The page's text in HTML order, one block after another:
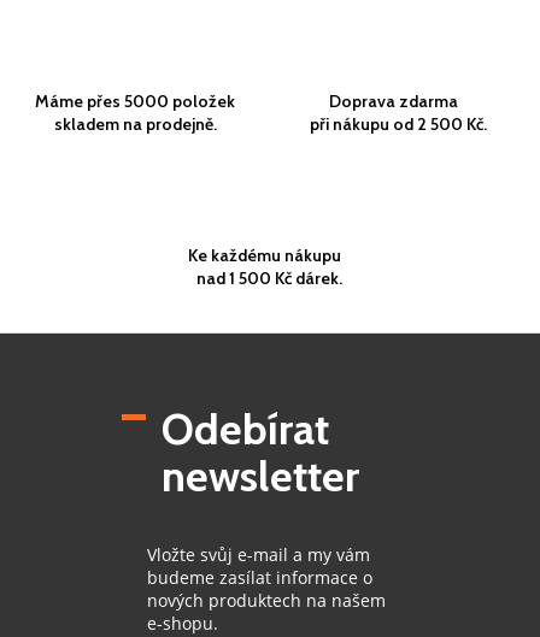
Máme přes 5000 položek
skladem na prodejně.
Doprava zdarma
při nákupu od 2 500 Kč.
Ke každému nákupu
nad 1 500 Kč dárek.
Odebírat
newsletter
Vložte svůj e-mail a my vám
budeme zasílat informace o
nových produktech na našem
e-shopu.